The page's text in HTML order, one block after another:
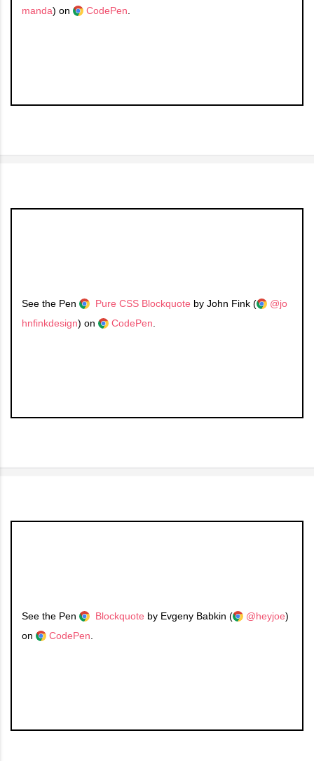
manda) on CodePen
See the Pen Pure CSS Blockquote by John Fink (
@jo
hnfinkdesign) on CodePen
See the Pen Blockquote by Evgeny Babkin ( @heyjoe)
on
CodePen